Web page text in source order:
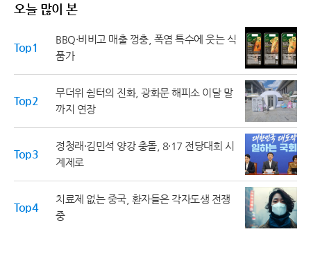
오늘 많이 본
Top1
BBQ·비비고 매출 껑충, 폭염 특수에 웃는 식
품가
Top2
무더위 쉼터의 진화, 광화문 해피소 이달 말
까지 연장
Top3
정청래·김민석 양강 충돌, 8·17 전당대회 시
계제로
Top4
치료제 없는 중국, 환자들은 각자도생 전쟁
중